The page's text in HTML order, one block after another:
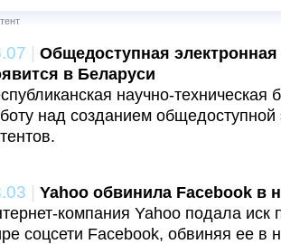
| Общедоступная электронная
в Беларуси
научно-техническая
над созданием общедоступной
| Yahoo обвинила Facebook в
компания Yahoo подала иск
соцсети Facebook, обвиняя ее в